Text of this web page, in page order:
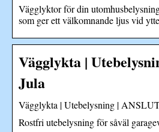
Vägglyktor för din
som ger ett välkomnande ljus vid
Vägglykta |
Jula
Vägglykta | Utebelysning |
Rostfri utebelysning för såväl